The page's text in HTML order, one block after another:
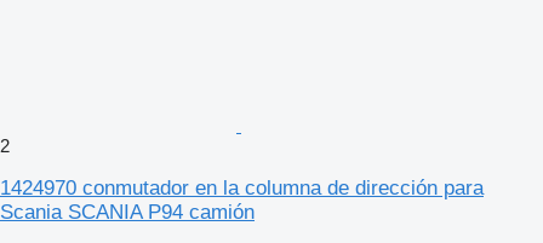
2
1424970 conmutador en la columna de dirección para
Scania SCANIA P94 camión